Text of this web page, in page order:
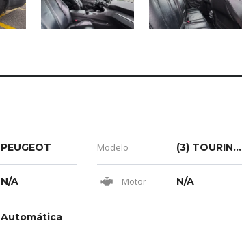
PEUGEOT Modelo (3) TOURING TP 2000CC 6AB
N/A Motor N/A
Automática